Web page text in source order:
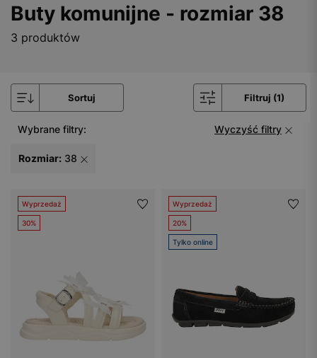
Buty komunijne - rozmiar 38
3 produktów
Sortuj Filtruj (1)
Wybrane filtry: Wyczyść filtry
Rozmiar: 38
Wyprzedaż
30%
Wyprzedaż
20%
Tylko online